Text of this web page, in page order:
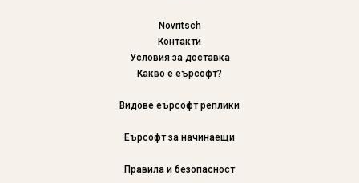
Novritsch
Контакти
Условия за доставка
Какво е еърсофт?
Видове еърсофт реплики
Еърсофт за начинаещи
Правила и безопасност